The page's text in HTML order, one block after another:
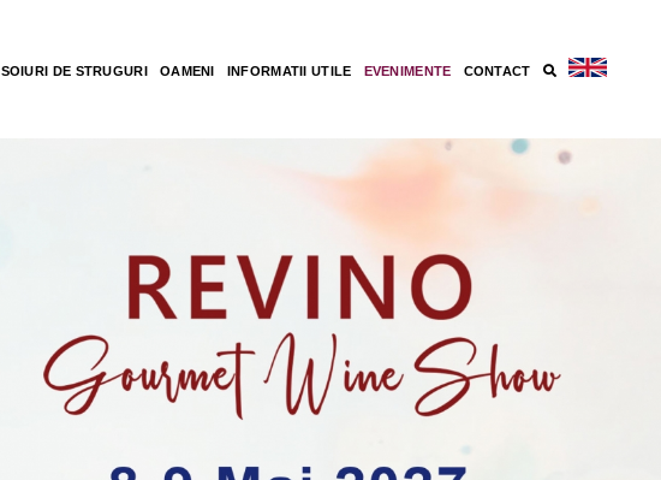
SOIURI DE STRUGURI OAMENI INFORMATII UTILE EVENIMENTE CONTACT